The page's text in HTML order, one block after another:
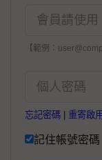
【範例：
忘記密碼 重寄啟
記住帳號密碼